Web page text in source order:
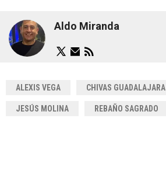
Aldo Miranda
ALEXIS VEGA CHIVAS GUADALAJARA
JESÚS MOLINA REBAÑO SAGRADO